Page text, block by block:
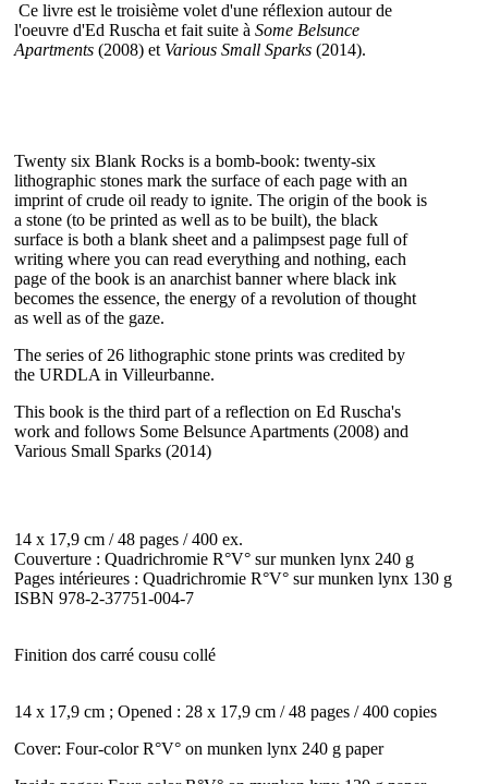
Ce livre est le troisième volet d'une réflexion autour de
l'oeuvre d'Ed Ruscha et fait suite à Some Belsunce
Apartments (2008) et Various Small Sparks (2014).
Twenty six Blank Rocks is a bomb-book: twenty-six
lithographic stones mark the surface of each page with an
imprint of crude oil ready to ignite. The origin of the book is
a stone (to be printed as well as to be built), the black
surface is both a blank sheet and a palimpsest page full of
writing where you can read everything and nothing, each
page of the book is an anarchist banner where black ink
becomes the essence, the energy of a revolution of thought
as well as of the gaze.
The series of 26 lithographic stone prints was credited by
the URDLA in Villeurbanne.
This book is the third part of a reflection on Ed Ruscha's
work and follows Some Belsunce Apartments (2008) and
Various Small Sparks (2014)
14 x 17,9 cm / 48 pages / 400 ex.
Couverture : Quadrichromie R°V° sur munken lynx 240 g
Pages intérieures : Quadrichromie R°V° sur munken lynx 130 g
ISBN 978-2-37751-004-7
Finition dos carré cousu collé
14 x 17,9 cm ; Opened : 28 x 17,9 cm / 48 pages / 400 copies
Cover: Four-color R°V° on munken lynx 240 g paper